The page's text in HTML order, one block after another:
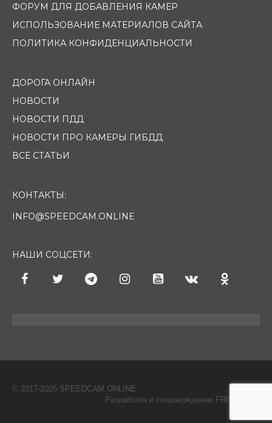
ФОРУМ ДЛЯ ДОБАВЛЕНИЯ КАМЕР
ИСПОЛЬЗОВАНИЕ МАТЕРИАЛОВ САЙТА
ПОЛИТИКА КОНФИДЕНЦИАЛЬНОСТИ
ДОРОГА ОНЛАЙН
НОВОСТИ
НОВОСТИ ПДД
НОВОСТИ ПРО КАМЕРЫ ГИБДД
ВСЕ СТАТЬИ
КОНТАКТЫ:
INFO@SPEEDCAM.ONLINE
НАШИ СОЦСЕТИ:
© 2017-2025 SPEEDCAM.ONLINE
Разработка и сопровождение FRISH & С